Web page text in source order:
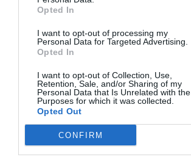
Opted In
I want to opt-out of processing my
Personal Data for Targeted Advertising.
Opted In
I want to opt-out of Collection, Use,
Retention, Sale, and/or Sharing of my
Personal Data that Is Unrelated with the
Purposes for which it was collected.
Opted Out
CONFIRM